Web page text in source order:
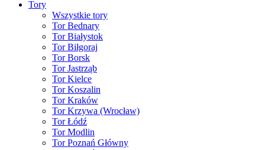
Tory
Wszystkie tory
Tor Bednary
Tor Białystok
Tor Biłgoraj
Tor Borsk
Tor Jastrząb
Tor Kielce
Tor Koszalin
Tor Kraków
Tor Krzywa (Wrocław)
Tor Łódź
Tor Modlin
Tor Poznań Główny